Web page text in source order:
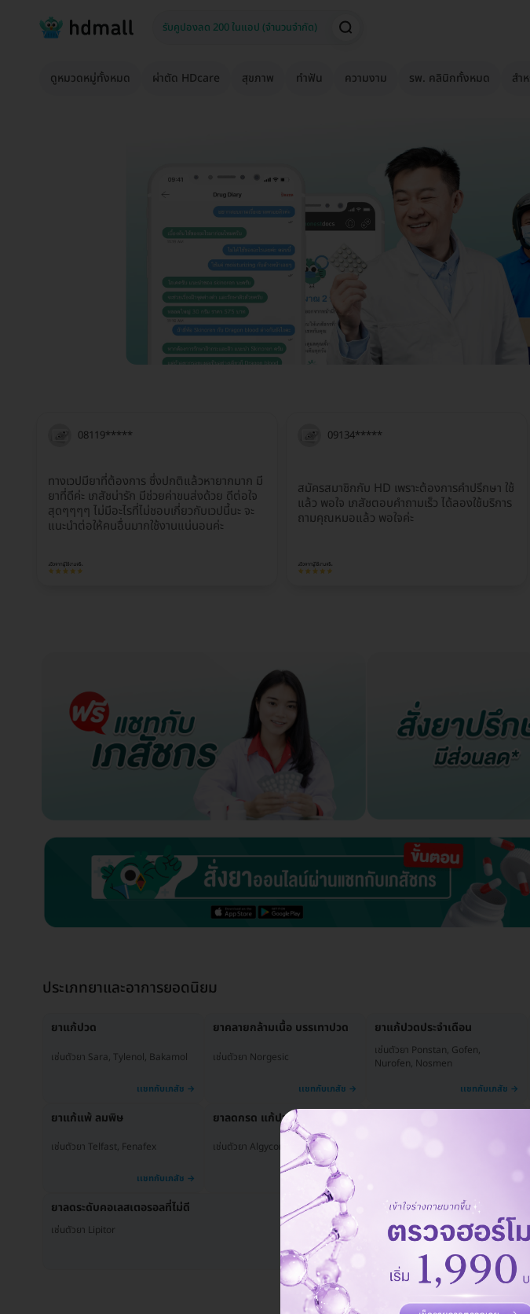
ดูหมวดหมู่ทั้งหมด ผ่าตัด HDcare สุขภาพ ทำฟัน ความงาม รพ. คลินิกทั้งหมด สำ
ทางเวปมียาที่ต้องการ ซึ่งปกติแล้วหายากมาก มี
ยาที่ดีค่ะ เภสัชน่ารัก มีช่วยค่าขนส่งด้วย ดีต่อใจ
สุดๆๆๆๆ ไม่มีอะไรที่ไม่ชอบเกี่ยวกับเวปนี้นะ จะ
แนะนำต่อให้คนอื่นมากใช้งานแน่นอนค่ะ
08119*****
สมัครสมาชิกกับ HD เพราะต้องการคำปรึกษา ใช้
แล้ว พอใจ เภสัชตอบคำถามเร็ว ได้ลองใช้บริการ
ถามคุณหมอแล้ว พอใจค่ะ
09134*****
ประเภทยาและอาการยอดนิยม
ยาแก้ปวด
เช่นตัวยา Sara, Tylenol, Bakamol
ยาคลายกล้ามเนื้อ บรรเทาปวด
เช่นตัวยา Norgesic
ยาแก้ปวดประจำเดือน
เช่นตัวยา Ponstan, Gofen,
Nurofen, Nosmen
ยาแก้แพ้ ลมพิษ
เช่นตัวยา Telfast, Fenafex
ยาลดกรด แก้ปวดท้อง
เช่นตัวยา Algycon, Air-X
ยาลดระดับคอเลสเตอรอลที่ไม่ดี
เช่นตัวยา Lipitor
ยาขยายหลอดเลือด
เช่นตัวยา Cardura